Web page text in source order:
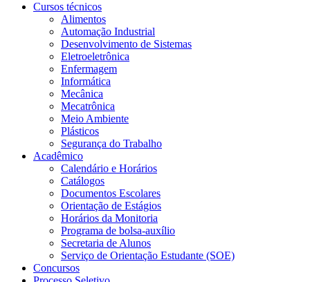
Cursos técnicos
Alimentos
Automação Industrial
Desenvolvimento de Sistemas
Eletroeletrônica
Enfermagem
Informática
Mecânica
Mecatrônica
Meio Ambiente
Plásticos
Segurança do Trabalho
Acadêmico
Calendário e Horários
Catálogos
Documentos Escolares
Orientação de Estágios
Horários da Monitoria
Programa de bolsa-auxílio
Secretaria de Alunos
Serviço de Orientação Estudante (SOE)
Concursos